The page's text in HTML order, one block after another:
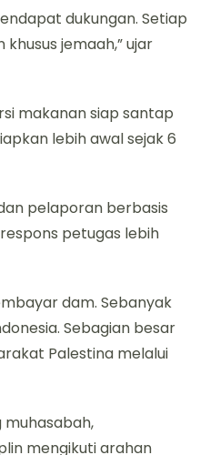
dukungan. Setiap
jemaah,” ujar
makanan siap santap
lebih awal sejak 6
pelaporan berbasis
petugas lebih
dam. Sebanyak
Sebagian besar
Palestina melalui
mengikuti arahan